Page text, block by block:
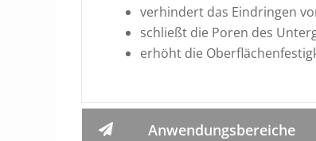
verhindert das Eindringen
schließt die Poren des
erhöht die
Anwendungsbereiche